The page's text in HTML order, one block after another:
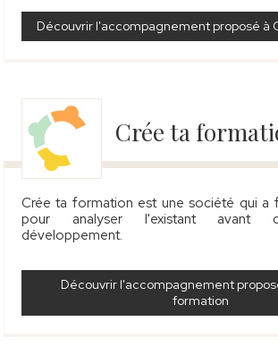
Découvrir l'accompagnement proposé à
Crée ta
Crée ta formation est une société qui a
pour analyser l'existant avant
développement.
Découvrir l'accompagnement
formation